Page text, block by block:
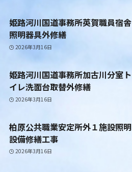
姫路河川国道事務所英賀職員宿舎
照明器具外修繕
2026年3月16日
姫路河川国道事務所加古川分室ト
イレ洗面台取替外修繕
2026年3月16日
柏原公共職業安定所外１施設照明
設備修繕工事
2026年3月16日